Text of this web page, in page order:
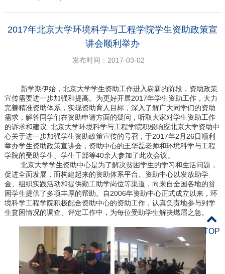
2017年北京大学环境科学与工程学院学生资助政策宣
讲会顺利举办
发布时间：2017-03-02
新学期伊始，北京大学学生资助工作进入崭新的阶段，资助政策
宣传需要进一步加强和提高。为更好开展2017年学生资助工作，大力
完善精准资助体系，实现资助育人目标，深入了解广大同学们的资助
需求，解答同学们在资助申请方面的疑问，听取大家对学生资助工作
的诉求和建议 北京大学环境科学与工程学院积极响应北京大学资助中
心关于进一步加强学生资助政策宣传的号召，于2017年2 月 26日顺利
举办学生资助政策宣讲会，资助中心的王华磊老师和环境科学与工程
学院的受助学生、学生干部等40余人参加了此次会议。
北京大学学生资助中心是为了解决贫困学生的学习和生活问题，
促进全面发展，而构建起来的资助体系平台。资助中心以发放助学
金、组织实践活动和提供勤工助学岗位等渠道，向来自全国各地的贫
困学生提供了多项丰厚的帮助。自2006年资助中心正式成立以来，环
境科学工程学院积极配合资助中心的资助工作，认真负责地参与到学
生贫困情况的调查、评定工作中，为每位受助学生解决燃眉之急。
TOP